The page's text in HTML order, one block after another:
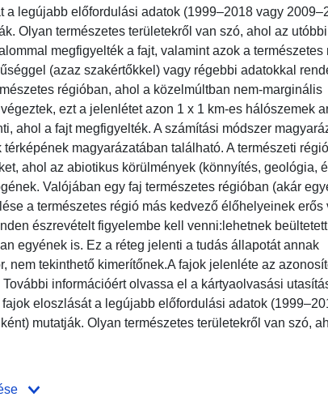
a legújabb előfordulási adatok (1999–2018 vagy
Olyan természetes területekről van szó, ahol az
megfigyelték a fajt, valamint azok a természetes
(azaz szakértőkkel) vagy régebbi adatokkal
régióban, ahol a közelmúltban nem-marginális
ezt a jelenlétet azon 1 x 1 km-es hálószemek
ahol a fajt megfigyelték. A számítási módszer
térképének magyarázatában található. A természeti
ahol az abiotikus körülmények (könnyítés, geológia,
Valójában egy faj természetes régióban (akár
a természetes régió más kedvező élőhelyeinek erős
észrevételt figyelembe kell venni:lehetnek
egyének is. Ez a réteg jelenti a tudás állapotát annak
nem tekinthető kimerítőnek.A fajok jelenléte az
információért olvassa el a kártyaolvasási
fajok eloszlását a legújabb előfordulási adatok
mutatják. Olyan természetes területekről van szó,